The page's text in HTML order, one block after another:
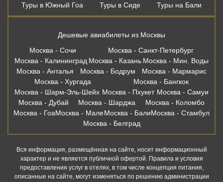
Туры в Южный Гоа
Туры в Сиде Туры на Бали
Дешевые авиабилеты из Москвы
Москва - Сочи
Москва - Санкт-Петербург
Москва - Калининград Москва - Казань Москва - Мин. Воды
Москва - Анталья
Москва - Бодрум
Москва - Мармарис
Москва - Хургада
Москва - Бангкок
Москва - Шарм-Эль-Шейх Москва - Пхукет Москва - Самуи
Москва - Дубай
Москва - Шарджа
Москва - Коломбо
Москва - ГоаМосква - МалеМосква - БалиМосква - Стамбул
Москва - Белград
Вся информация, размещённая на сайте, носит информационный
характер и не является публичной офертой. Правила и условия
предоставления услуг в отелях, в том числе концепция питания,
описанные на сайте, могут изменяться по решению администрации